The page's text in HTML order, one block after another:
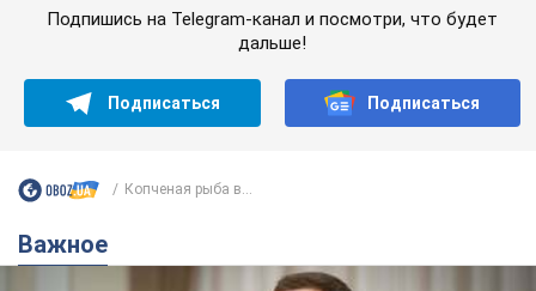
Подпишись на Telegram-канал и посмотри, что будет
дальше!
Подписаться Подписаться
Копченая рыба в...
Важное